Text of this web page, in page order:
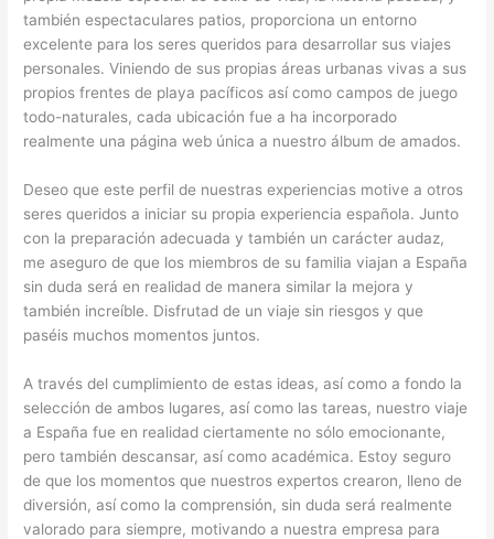
también espectaculares patios, proporciona un entorno
excelente para los seres queridos para desarrollar sus viajes
personales. Viniendo de sus propias áreas urbanas vivas a sus
propios frentes de playa pacíficos así como campos de juego
todo-naturales, cada ubicación fue a ha incorporado
realmente una página web única a nuestro álbum de amados.
Deseo que este perfil de nuestras experiencias motive a otros
seres queridos a iniciar su propia experiencia española. Junto
con la preparación adecuada y también un carácter audaz,
me aseguro de que los miembros de su familia viajan a España
sin duda será en realidad de manera similar la mejora y
también increíble. Disfrutad de un viaje sin riesgos y que
paséis muchos momentos juntos.
A través del cumplimiento de estas ideas, así como a fondo la
selección de ambos lugares, así como las tareas, nuestro viaje
a España fue en realidad ciertamente no sólo emocionante,
pero también descansar, así como académica. Estoy seguro
de que los momentos que nuestros expertos crearon, lleno de
diversión, así como la comprensión, sin duda será realmente
valorado para siempre, motivando a nuestra empresa para